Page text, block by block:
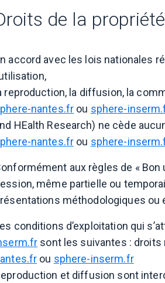
de la
accord avec les lois nationales
reproduction, la diffusion, la
nantes.fr ou sphere-
HEalth Research) ne cède
nantes.fr ou sphere-
aux règles de «
même partielle ou
méthodologiques
conditions d’exploitation qui
sont les suivantes :
ou sphere-inserm.fr
et diffusion sont